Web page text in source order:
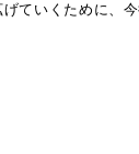
ていくために、今